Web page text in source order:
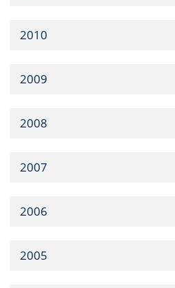
2010
2009
2008
2007
2006
2005